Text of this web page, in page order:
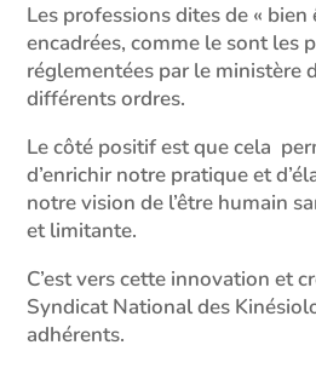
Les professions dites de « bien
encadrées, comme le sont les
réglementées par le ministère
différents ordres.
Le côté positif est que cela
d’enrichir notre pratique et
notre vision de l’être humain
et limitante.
C’est vers cette innovation et
Syndicat National des
adhérents.